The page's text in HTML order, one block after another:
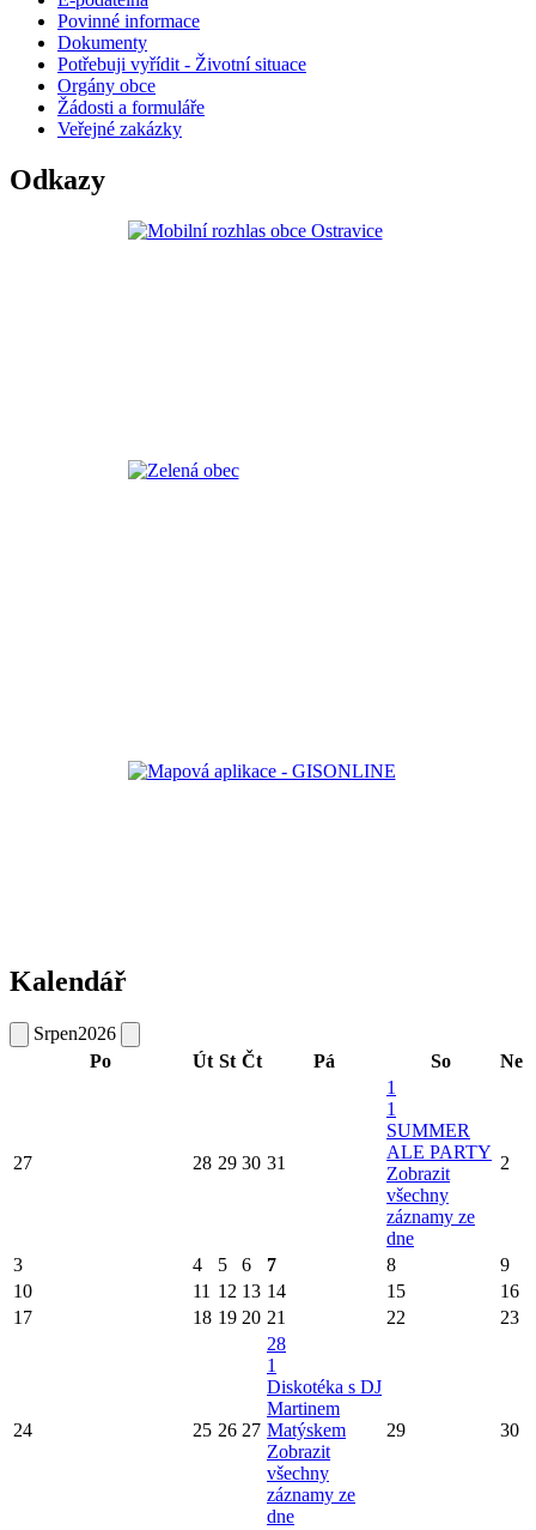
Povinné informace
Dokumenty
Potřebuji vyřídit - Životní situace
Orgány obce
Žádosti a formuláře
Veřejné zakázky
Odkazy
Kalendář
Srpen2026
Po
Út St Čt Pá So Ne
27 28 29 30 31
1
1
SUMMER
ALE PARTY
Zobrazit
všechny
záznamy ze
dne
2
3 4 5 6 7 8
9
10
11 12 13 14 15
16
17
18 19 20 21 22 23
24 25 26 27
28
1
Diskotéka s DJ
Martinem
Matýskem
Zobrazit
všechny
záznamy ze
dne
29 30